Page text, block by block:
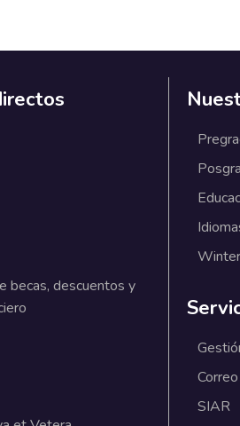
becas, descuentos y
SIAR